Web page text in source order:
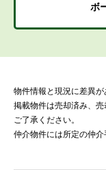
ボ
物件情報と現況に差異が
掲載物件は売却済み、
ご了承ください。
仲介物件には所定の仲介